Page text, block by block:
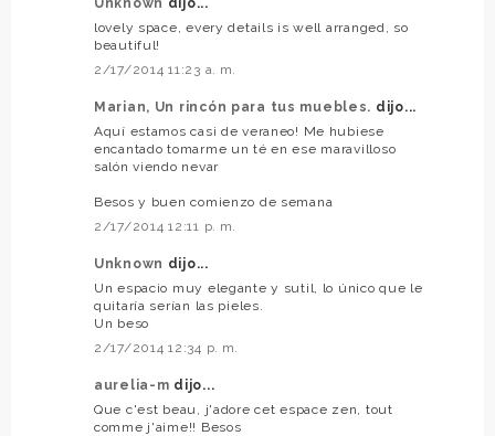
Unknown dijo...
lovely space, every details is well arranged, so
beautiful!
2/17/2014 11:23 a. m.
Marian, Un rincón para tus muebles. dijo...
Aquí estamos casi de veraneo! Me hubiese
encantado tomarme un té en ese maravilloso
salón viendo nevar
Besos y buen comienzo de semana
2/17/2014 12:11 p. m.
Unknown dijo...
Un espacio muy elegante y sutil, lo único que le
quitaría serían las pieles.
Un beso
2/17/2014 12:34 p. m.
aurelia-m dijo...
Que c'est beau, j'adore cet espace zen, tout
comme j'aime!! Besos